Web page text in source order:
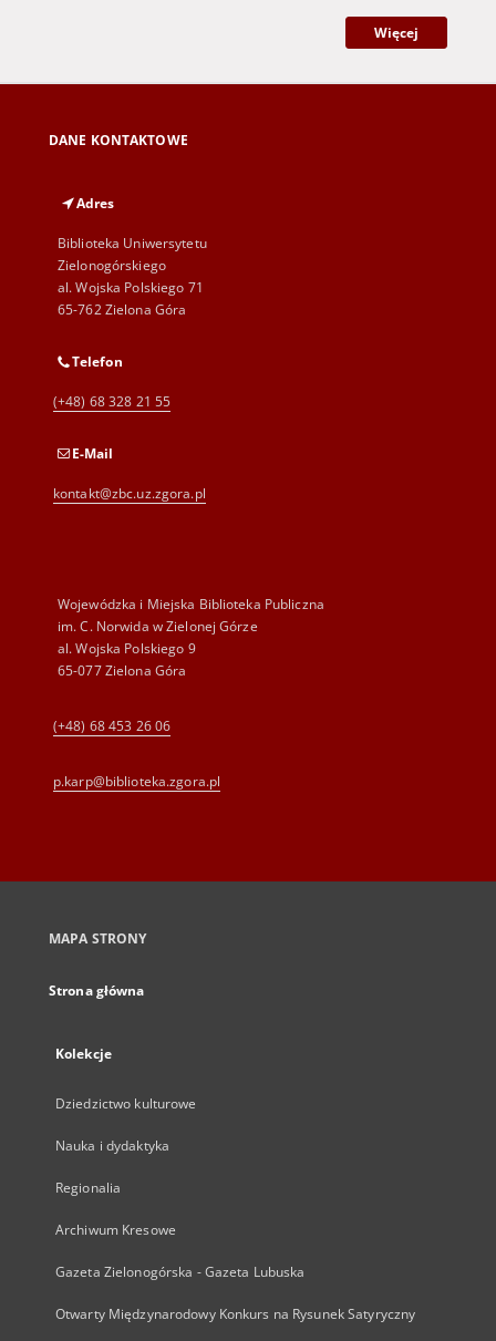
Więcej
DANE KONTAKTOWE
Adres
Biblioteka Uniwersytetu
Zielonogórskiego
al. Wojska Polskiego 71
65-762 Zielona Góra
Telefon
(+48) 68 328 21 55
E-Mail
kontakt@zbc.uz.zgora.pl
Wojewódzka i Miejska Biblioteka Publiczna
im. C. Norwida w Zielonej Górze
al. Wojska Polskiego 9
65-077 Zielona Góra
(+48) 68 453 26 06
p.karp@biblioteka.zgora.pl
MAPA STRONY
Strona główna
Kolekcje
Dziedzictwo kulturowe
Nauka i dydaktyka
Regionalia
Archiwum Kresowe
Gazeta Zielonogórska - Gazeta Lubuska
Otwarty Międzynarodowy Konkurs na Rysunek Satyryczny